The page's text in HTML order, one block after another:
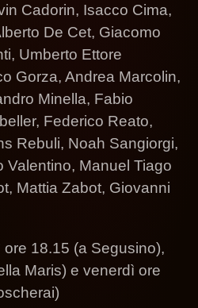
Cadorin, Isacco Cima,
De Cet, Giacomo
Umberto Ettore
Gorza, Andrea Marcolin,
Minella, Fabio
Federico Reato,
Rebuli, Noah Sangiorgi,
Valentino, Manuel Tiago
Mattia Zabot, Giovanni
ore 18.15 (a Segusino),
Maris) e venerdì ore